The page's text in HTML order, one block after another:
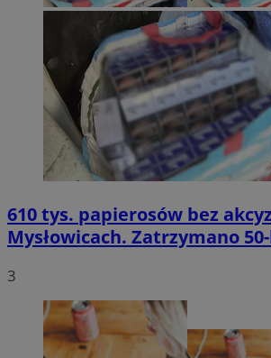
610 tys. papierosów bez
Mysłowicach. Zatrzymano
3